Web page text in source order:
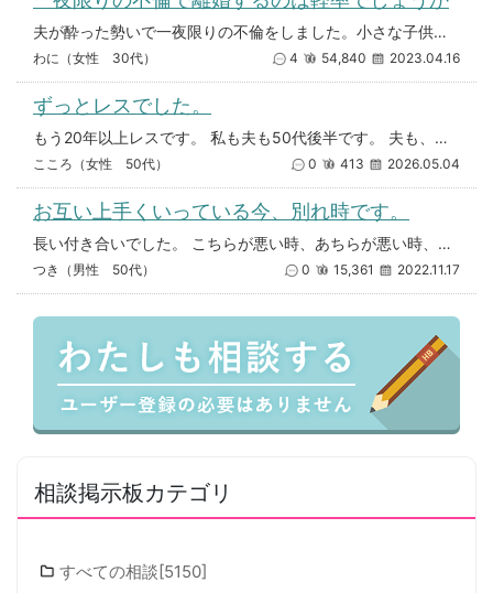
夫が酔った勢いで一夜限りの不倫をしました。小さな子供が2人おります。 当初は不貞行為を否定して逆ギレしていましたが、真
わに（女性 30代） 4 54,840 2023.04.16
ずっとレスでした。
もう20年以上レスです。 私も夫も50代後半です。 夫も、求めてこないので男としての欲は無くなっているものだと思ってまし
こころ（女性 50代） 0 413 2026.05.04
お互い上手くいっている今、別れ時です。
長い付き合いでした。 こちらが悪い時、あちらが悪い時、いろいろありました。 今、こちらも、あちらも、公私共に上手く行っ
つき（男性 50代） 0 15,361 2022.11.17
相談掲示板カテゴリ
すべての相談[5150]